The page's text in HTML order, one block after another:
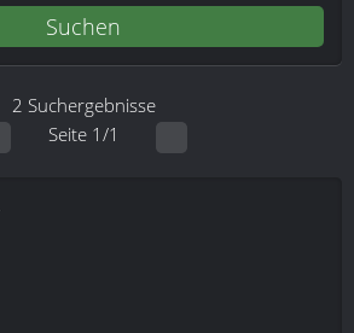
2 Suchergebnisse
Seite 1/1